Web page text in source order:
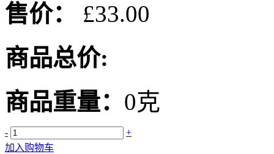
售价：
£33.00
商品总价:
商品重量： 0克
-
+
加入购物车